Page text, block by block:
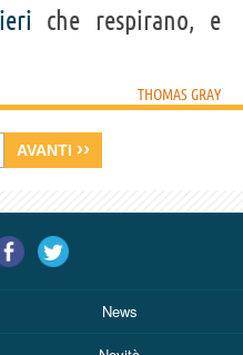
che respirano, e
THOMAS GRAY
AVANTI ››
News